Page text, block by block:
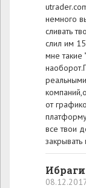
немного
сливать
слил им
мне такие
от
все твои
закрывать